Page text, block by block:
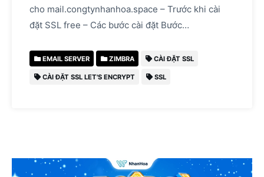
cho mail.congtynhanhoa.space – Trước khi cài
đặt SSL free – Các bước cài đặt Bước…
EMAIL SERVER ZIMBRA CÀI ĐẶT SSL
CÀI ĐẶT SSL LET'S ENCRYPT SSL